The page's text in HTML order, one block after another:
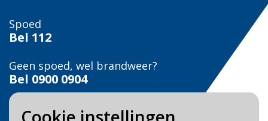
Spoed
Bel 112
Geen spoed, wel brandweer?
Bel 0900 0904
Veilig Leven?